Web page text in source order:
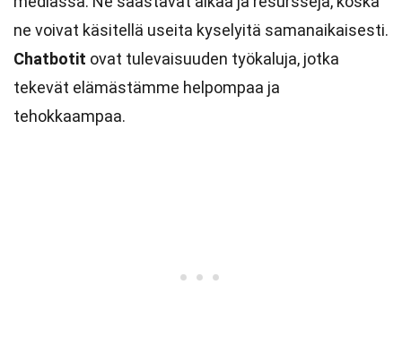
ne voivat käsitellä useita kyselyitä samanaikaisesti.
Chatbotit ovat tulevaisuuden työkaluja, jotka
tekevät elämästämme helpompaa ja
tehokkaampaa.